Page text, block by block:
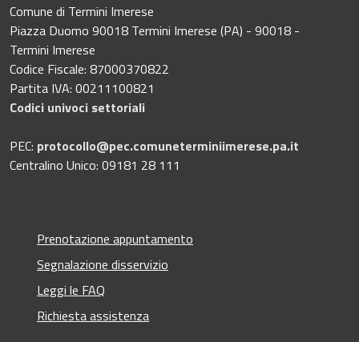
Comune di Termini Imerese
Piazza Duomo 90018 Termini Imerese (PA) - 90018 -
Termini Imerese
Codice Fiscale: 87000370822
Partita IVA: 00211100821
Codici univoci settoriali
PEC: protocollo@pec.comuneterminiimerese.pa.it
Centralino Unico: 09181 28 111
Prenotazione appuntamento
Segnalazione disservizio
Leggi le FAQ
Richiesta assistenza